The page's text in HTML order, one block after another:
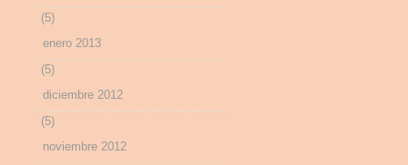
(5)
enero 2013
(5)
diciembre 2012
(5)
noviembre 2012